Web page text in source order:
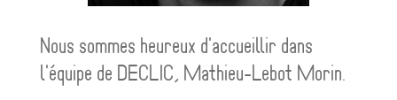
Nous sommes heureux d'accueillir dans
l'équipe de DECLIC, Mathieu-Lebot Morin.